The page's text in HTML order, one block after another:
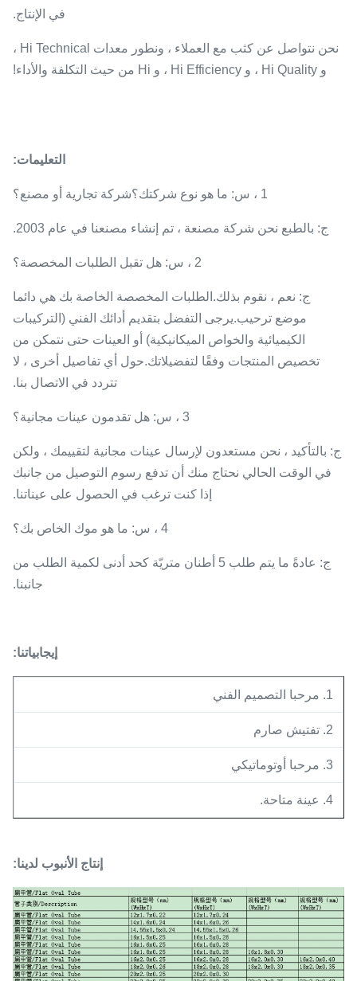
في الإنتاج.
نحن نتواصل عن كثب مع العملاء ، ونطور معدات Hi Technical ،
و Hi Quality ، و Hi Efficiency ، و Hi من حيث التكلفة والأداء!
التعليمات:
1 ، س: ما هو نوع شركتك؟شركة تجارية أو مصنع؟
ج: بالطبع نحن شركة مصنعة ، تم إنشاء مصنعنا في عام 2003.
2 ، س: هل تقبل الطلبات المخصصة؟
ج: نعم ، نقوم بذلك.الطلبات المخصصة الخاصة بك هي دائما
موضع ترحيب.يرجى التفضل بتقديم أدائك الفني (التركيبات
الكيميائية والخواص الميكانيكية) أو العينات حتى نتمكن من
تخصيص المنتجات وفقًا لتفضيلاتك.حول أي تفاصيل أخرى ، لا
تتردد في الاتصال بنا.
3 ، س: هل تقدمون عينات مجانية؟
ج: بالتأكيد ، نحن مستعدون لإرسال عينات مجانية لتقييمك ، ولكن
في الوقت الحالي نحتاج منك أن تدفع رسوم التوصيل من جانبك
إذا كنت ترغب في الحصول على عيناتنا.
4 ، س: ما هو موك الخاص بك؟
ج: عادةً ما يتم طلب 5 أطنان متريّة كحد أدنى لكمية الطلب من
جانبنا.
إيجابياتنا:
1. مرحبا التصميم الفني
2. تفتيش صارم
3. مرحبا أوتوماتيكي
4. عينة متاحة.
إنتاج الأنبوب لدينا: